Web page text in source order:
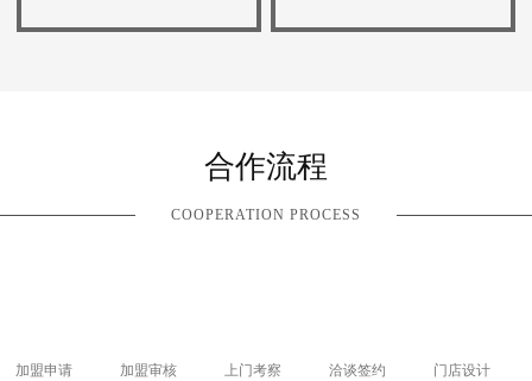
合作流程
COOPERATION PROCESS
加盟申请 加盟审核 上门考察 洽谈签约 门店设计